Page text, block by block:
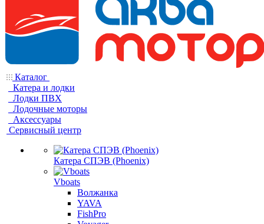
Каталог
Катера и лодки
Лодки ПВХ
Лодочные моторы
Аксессуары
Сервисный центр
Катера СПЭВ (Phoenix)
Vboats
Волжанка
YAVA
FishPro